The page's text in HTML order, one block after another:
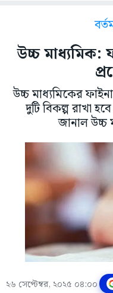
উচ্চ মাধ্যমিক:
উচ্চ মাধ্যমিকের
দুটি বিকল্প রাখা
জানাল উচ্চ
২৬ সেপ্টেম্বর, ২০২৫ ০৪:০০